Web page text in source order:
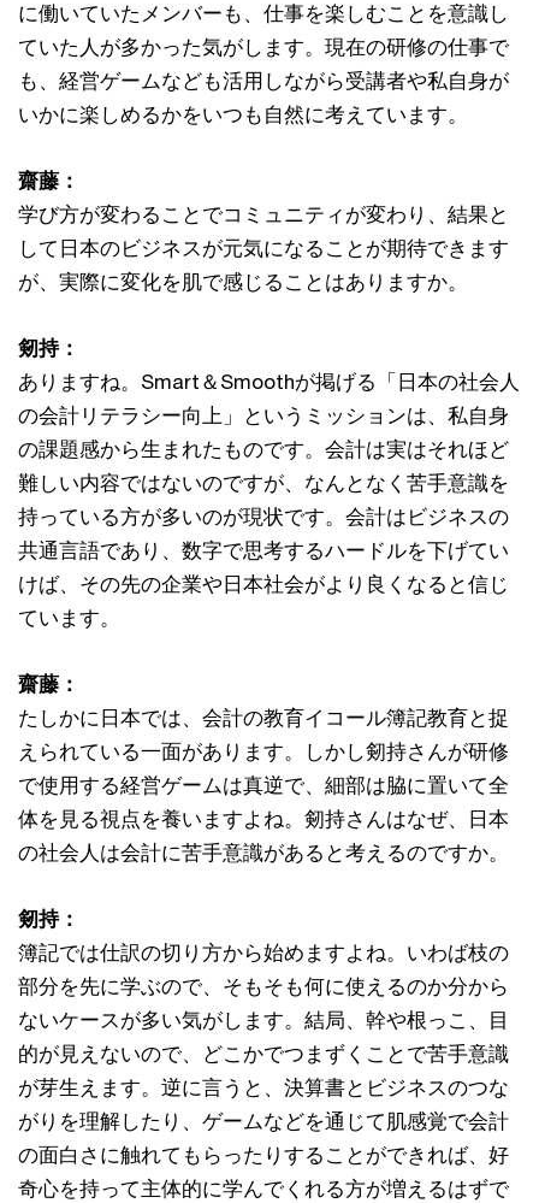
に働いていたメンバーも、仕事を楽しむことを意識し
ていた人が多かった気がします。現在の研修の仕事で
も、経営ゲームなども活用しながら受講者や私自身が
いかに楽しめるかをいつも自然に考えています。
齋藤：
学び方が変わることでコミュニティが変わり、結果と
して日本のビジネスが元気になることが期待できます
が、実際に変化を肌で感じることはありますか。
剱持：
ありますね。Smart＆Smoothが掲げる「日本の社会人
の会計リテラシー向上」というミッションは、私自身
の課題感から生まれたものです。会計は実はそれほど
難しい内容ではないのですが、なんとなく苦手意識を
持っている方が多いのが現状です。会計はビジネスの
共通言語であり、数字で思考するハードルを下げてい
けば、その先の企業や日本社会がより良くなると信じ
ています。
齋藤：
たしかに日本では、会計の教育イコール簿記教育と捉
えられている一面があります。しかし剱持さんが研修
で使用する経営ゲームは真逆で、細部は脇に置いて全
体を見る視点を養いますよね。剱持さんはなぜ、日本
の社会人は会計に苦手意識があると考えるのですか。
剱持：
簿記では仕訳の切り方から始めますよね。いわば枝の
部分を先に学ぶので、そもそも何に使えるのか分から
ないケースが多い気がします。結局、幹や根っこ、目
的が見えないので、どこかでつまずくことで苦手意識
が芽生えます。逆に言うと、決算書とビジネスのつな
がりを理解したり、ゲームなどを通じて肌感覚で会計
の面白さに触れてもらったりすることができれば、好
奇心を持って主体的に学んでくれる方が増えるはずで